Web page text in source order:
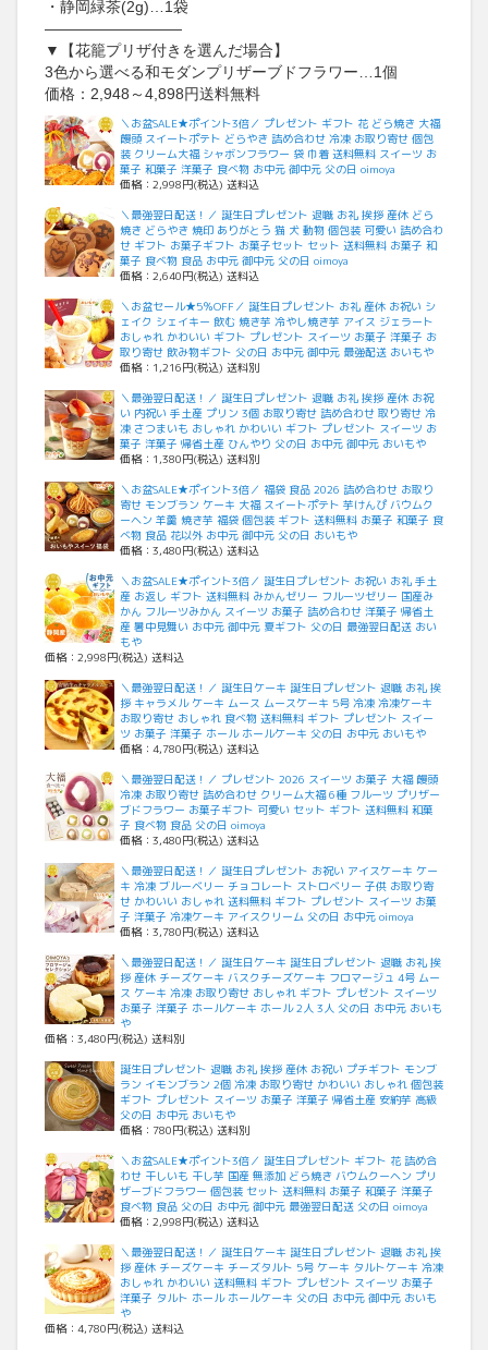
・静岡緑茶(2g)…1袋
—————————
▼【花籠プリザ付きを選んだ場合】
3色から選べる和モダンプリザーブドフラワー…1個
価格：2,948～4,898円送料無料
＼お盆SALE★ポイント3倍／ プレゼント ギフト 花 どら焼き 大福
饅頭 スイートポテト どらやき 詰め合わせ 冷凍 お取り寄せ 個包
装 クリーム大福 シャボンフラワー 袋 巾着 送料無料 スイーツ お
菓子 和菓子 洋菓子 食べ物 お中元 御中元 父の日 oimoya
価格：2,998円(税込) 送料込
＼最強翌日配送！／ 誕生日プレゼント 退職 お礼 挨拶 産休 どら
焼き どらやき 焼印 ありがとう 猫 犬 動物 個包装 可愛い 詰め合わ
せ ギフト お菓子ギフト お菓子セット セット 送料無料 お菓子 和
菓子 食べ物 食品 お中元 御中元 父の日 oimoya
価格：2,640円(税込) 送料込
＼お盆セール★5％OFF／ 誕生日プレゼント お礼 産休 お祝い シ
ェイク シェイキー 飲む 焼き芋 冷やし焼き芋 アイス ジェラート
おしゃれ かわいい ギフト プレゼント スイーツ お菓子 洋菓子 お
取り寄せ 飲み物ギフト 父の日 お中元 御中元 最強配送 おいもや
価格：1,216円(税込) 送料別
＼最強翌日配送！／ 誕生日プレゼント 退職 お礼 挨拶 産休 お祝
い 内祝い 手土産 プリン 3個 お取り寄せ 詰め合わせ 取り寄せ 冷
凍 さつまいも おしゃれ かわいい ギフト プレゼント スイーツ お
菓子 洋菓子 帰省土産 ひんやり 父の日 お中元 御中元 おいもや
価格：1,380円(税込) 送料別
＼お盆SALE★ポイント3倍／ 福袋 食品 2026 詰め合わせ お取り
寄せ モンブラン ケーキ 大福 スイートポテト 芋けんぴ バウムク
ーヘン 羊羹 焼き芋 福袋 個包装 ギフト 送料無料 お菓子 和菓子 食
べ物 食品 花以外 お中元 御中元 父の日 おいもや
価格：3,480円(税込) 送料込
＼お盆SALE★ポイント3倍／ 誕生日プレゼント お祝い お礼 手土
産 お返し ギフト 送料無料 みかんゼリー フルーツゼリー 国産み
かん フルーツみかん スイーツ お菓子 詰め合わせ 洋菓子 帰省土
産 暑中見舞い お中元 御中元 夏ギフト 父の日 最強翌日配送 おい
もや
価格：2,998円(税込) 送料込
＼最強翌日配送！／ 誕生日ケーキ 誕生日プレゼント 退職 お礼 挨
拶 キャラメル ケーキ ムース ムースケーキ 5号 冷凍 冷凍ケーキ
お取り寄せ おしゃれ 食べ物 送料無料 ギフト プレゼント スイー
ツ お菓子 洋菓子 ホール ホールケーキ 父の日 お中元 おいもや
価格：4,780円(税込) 送料込
＼最強翌日配送！／ プレゼント 2026 スイーツ お菓子 大福 饅頭
冷凍 お取り寄せ 詰め合わせ クリーム大福 6種 フルーツ プリザー
ブドフラワー お菓子ギフト 可愛い セット ギフト 送料無料 和菓
子 食べ物 食品 父の日 oimoya
価格：3,480円(税込) 送料込
＼最強翌日配送！／ 誕生日プレゼント お祝い アイスケーキ ケー
キ 冷凍 ブルーベリー チョコレート ストロベリー 子供 お取り寄
せ かわいい おしゃれ 送料無料 ギフト プレゼント スイーツ お菓
子 洋菓子 冷凍ケーキ アイスクリーム 父の日 お中元 oimoya
価格：3,780円(税込) 送料込
＼最強翌日配送！／ 誕生日ケーキ 誕生日プレゼント 退職 お礼 挨
拶 産休 チーズケーキ バスクチーズケーキ フロマージュ 4号 ムー
ス ケーキ 冷凍 お取り寄せ おしゃれ ギフト プレゼント スイーツ
お菓子 洋菓子 ホールケーキ ホール 2人 3人 父の日 お中元 おいも
や
価格：3,480円(税込) 送料別
誕生日プレゼント 退職 お礼 挨拶 産休 お祝い プチギフト モンブ
ラン イモンブラン 2個 冷凍 お取り寄せ かわいい おしゃれ 個包装
ギフト プレゼント スイーツ お菓子 洋菓子 帰省土産 安納芋 高級
父の日 お中元 おいもや
価格：780円(税込) 送料別
＼お盆SALE★ポイント3倍／ 誕生日プレゼント ギフト 花 詰め合
わせ 干しいも 干し芋 国産 無添加 どら焼き バウムクーヘン プリ
ザーブドフラワー 個包装 セット 送料無料 お菓子 和菓子 洋菓子
食べ物 食品 父の日 お中元 御中元 最強翌日配送 父の日 oimoya
価格：2,998円(税込) 送料込
＼最強翌日配送！／ 誕生日ケーキ 誕生日プレゼント 退職 お礼 挨
拶 産休 チーズケーキ チーズタルト 5号 ケーキ タルトケーキ 冷凍
おしゃれ かわいい 送料無料 ギフト プレゼント スイーツ お菓子
洋菓子 タルト ホール ホールケーキ 父の日 お中元 御中元 おいも
や
価格：4,780円(税込) 送料込